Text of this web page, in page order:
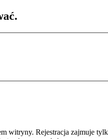
witryny. Rejestracja zajmuje